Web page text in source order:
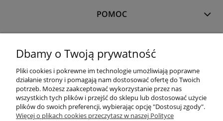
POMOC
MOJE KONTO
PŁATNOŚCI I DOSTAWA
INFORMACJE
Dbamy o Twoją prywatność
Pliki cookies i pokrewne im technologie umożliwiają poprawne
działanie strony i pomagają nam dostosować ofertę do Twoich
potrzeb. Możesz zaakceptować wykorzystanie przez nas
wszystkich tych plików i przejść do sklepu lub dostosować użycie
plików do swoich preferencji, wybierając opcję "Dostosuj zgody".
Więcej o plikach cookies przeczytasz w naszej Polityce